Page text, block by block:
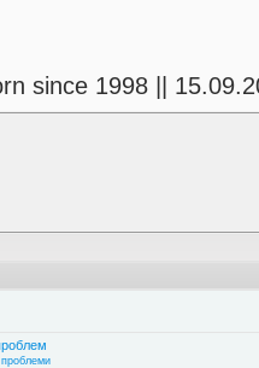
since 1998 ||